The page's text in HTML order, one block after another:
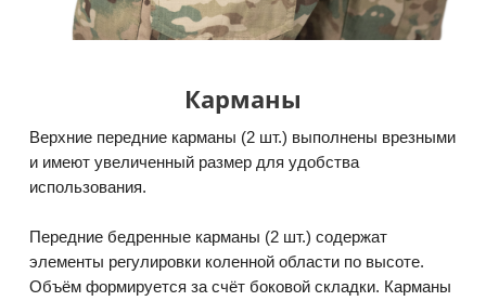
Карманы
Верхние передние карманы (2 шт.) выполнены врезными
и имеют увеличенный размер для удобства
использования.
Передние бедренные карманы (2 шт.) содержат
элементы регулировки коленной области по высоте.
Объём формируется за счёт боковой складки. Карманы